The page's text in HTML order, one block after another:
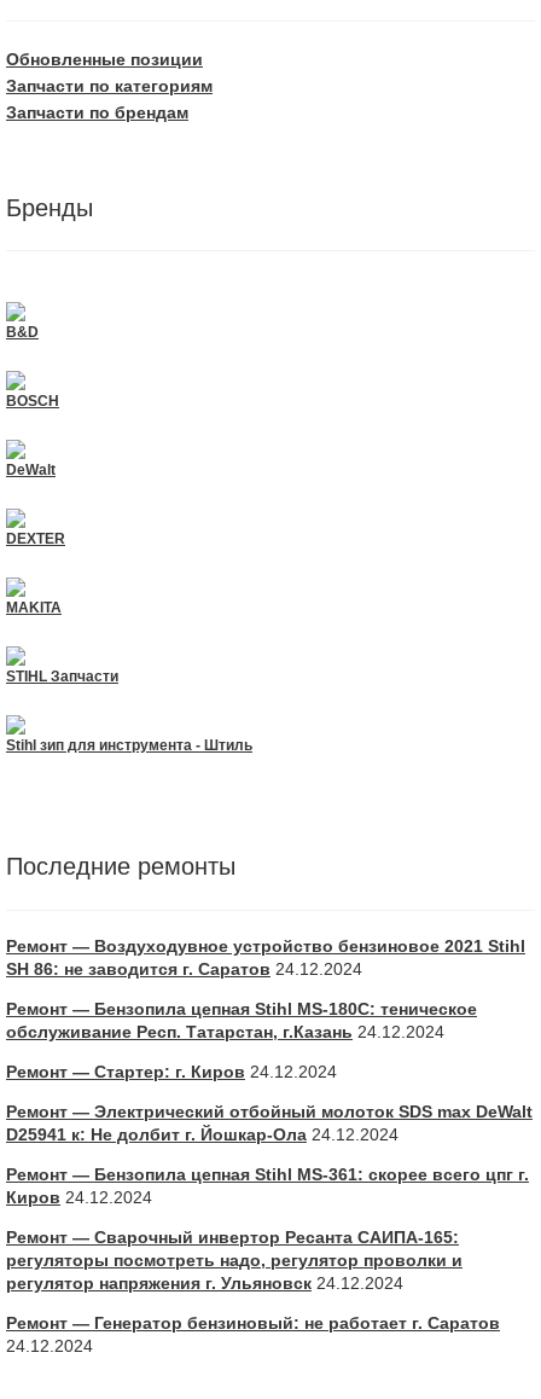
Обновленные позиции
Запчасти по категориям
Запчасти по брендам
Бренды
B&D
BOSCH
DeWalt
DEXTER
MAKITA
STIHL Запчасти
Stihl зип для инструмента - Штиль
Последние ремонты
Ремонт — Воздуходувное устройство бензиновое 2021 Stihl
SH 86: не заводится г. Саратов 24.12.2024
Ремонт — Бензопила цепная Stihl MS-180С: теническое
обслуживание Респ. Татарстан, г.Казань 24.12.2024
Ремонт — Стартер: г. Киров 24.12.2024
Ремонт — Электрический отбойный молоток SDS max DeWalt
D25941 к: Не долбит г. Йошкар-Ола 24.12.2024
Ремонт — Бензопила цепная Stihl MS-361: скорее всего цпг г.
Киров 24.12.2024
Ремонт — Сварочный инвертор Ресанта САИПА-165:
регуляторы посмотреть надо, регулятор проволки и
регулятор напряжения г. Ульяновск 24.12.2024
Ремонт — Генератор бензиновый: не работает г. Саратов
24.12.2024